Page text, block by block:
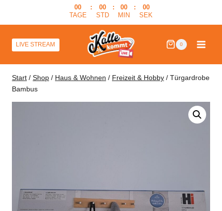
00
TAGE
:
00
STD
:
00
MIN
:
00
SEK
LIVE STREAM 0
Start / Shop / Haus & Wohnen / Freizeit & Hobby / Türgardrobe
Bambus